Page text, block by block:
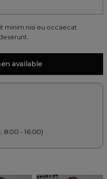
minim nisi eu occaecat
available
8:00 - 16:00)